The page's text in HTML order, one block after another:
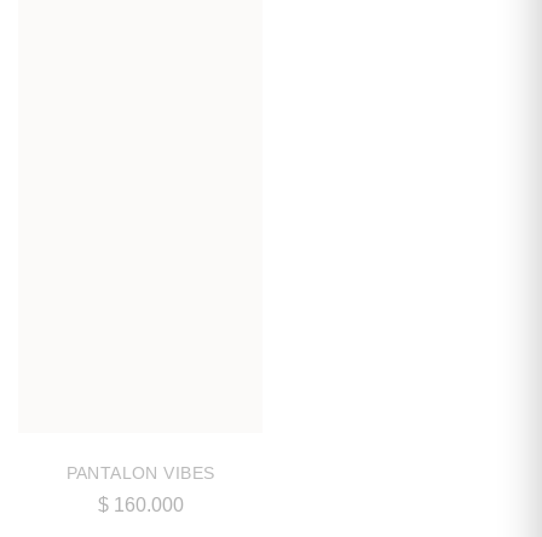
PANTALON VIBES
$160.000